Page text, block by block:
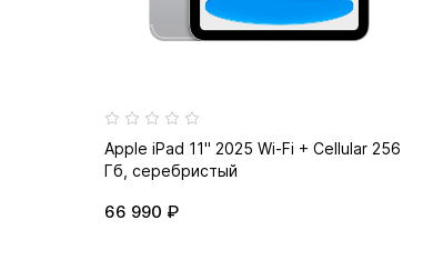
Apple iPad 11" 2025 Wi-Fi + Cellular 256
Гб, серебристый
66 990 ₽